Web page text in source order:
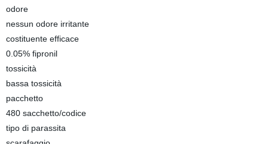
odore
nessun odore irritante
costituente efficace
0.05% fipronil
tossicità
bassa tossicità
pacchetto
480 sacchetto/codice
tipo di parassita